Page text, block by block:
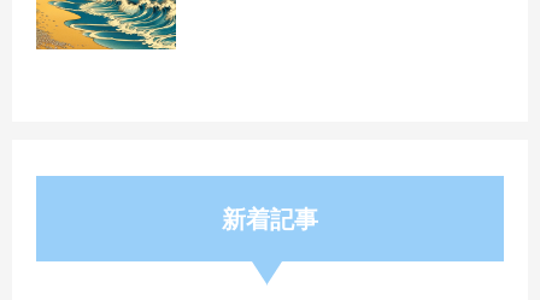
新着記事